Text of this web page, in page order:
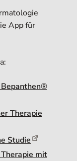
App für
Bepanthen®
Therapie
Studie
mit